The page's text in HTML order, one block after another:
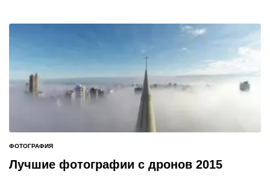
ОПУБЛИКОВАНО
В
ФОТОГРАФИЯ
Лучшие фотографии с дронов 2015